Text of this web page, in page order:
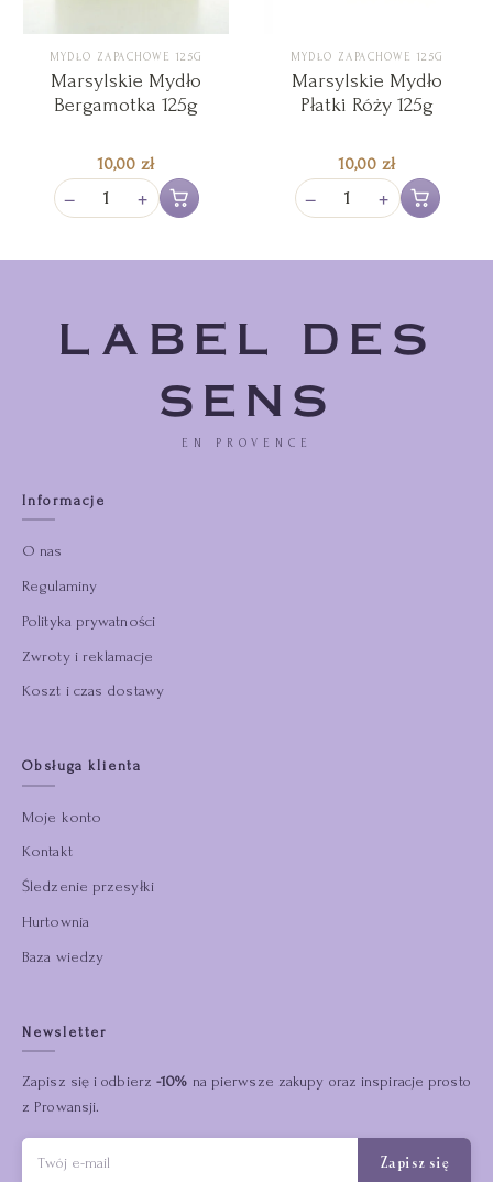
MYDŁO ZAPACHOWE 125G
Marsylskie Mydło
Bergamotka 125g
10,00 zł
− + Dodaj do koszyka
MYDŁO ZAPACHOWE 125G
Marsylskie Mydło
Płatki Róży 125g
10,00 zł
− + Dodaj do
LABEL DES
SENS
EN PROVENCE
Informacje
O nas
Regulaminy
Polityka prywatności
Zwroty i reklamacje
Koszt i czas dostawy
Obsługa klienta
Moje konto
Kontakt
Śledzenie przesyłki
Hurtownia
Baza wiedzy
Newsletter
Zapisz się i odbierz-10% na pierwsze zakupy oraz inspiracje prosto
z Prowansji.
Zapisz się